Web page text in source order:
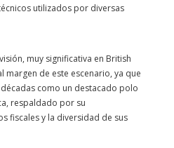
utilizados por diversas
muy significativa en British
margen de este escenario, ya que
como un destacado polo
respaldado por su
fiscales y la diversidad de sus